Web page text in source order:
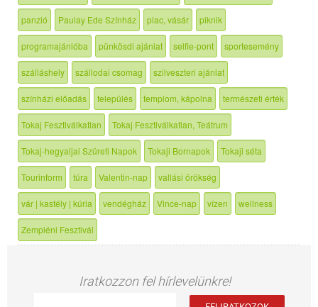
panzió Paulay Ede Színház piac, vásár piknik
programajánlóba pünkösdi ajánlat selfie-pont sportesemény
szálláshely szállodai csomag szilveszteri ajánlat
színházi előadás település templom, kápolna természeti érték
Tokaj Fesztiválkatlan Tokaj Fesztiválkatlan, Teátrum
Tokaj-hegyaljai Szüreti Napok Tokaji Bornapok Tokaji séta
Tourinform túra Valentin-nap vallási örökség
vár | kastély | kúria vendégház Vince-nap vízen wellness
Zempléni Fesztivál
Iratkozzon fel hírlevelünkre!